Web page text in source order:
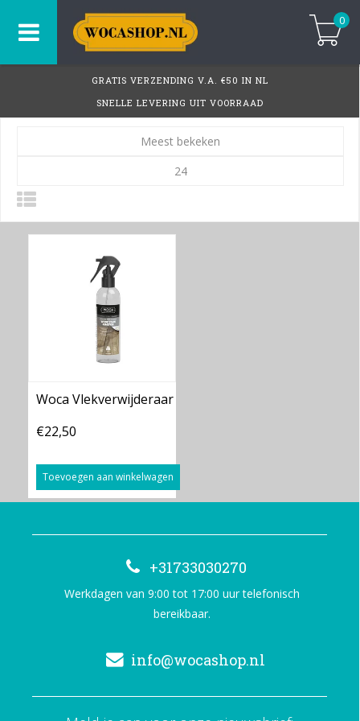
0
GRATIS VERZENDING V.A. €50 IN NL
SNELLE LEVERING UIT VOORRAAD
Meest bekeken
24
Woca Vlekverwijderaar
€22,50
Toevoegen aan winkelwagen
+31733030270
Werkdagen van 9:00 tot 17:00 uur telefonisch
bereikbaar.
info@wocashop.nl